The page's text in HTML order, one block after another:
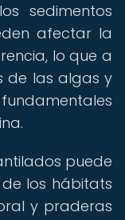
sedimentos
afectar la
lo que a
de las algas y
puede
los hábitats
y praderas